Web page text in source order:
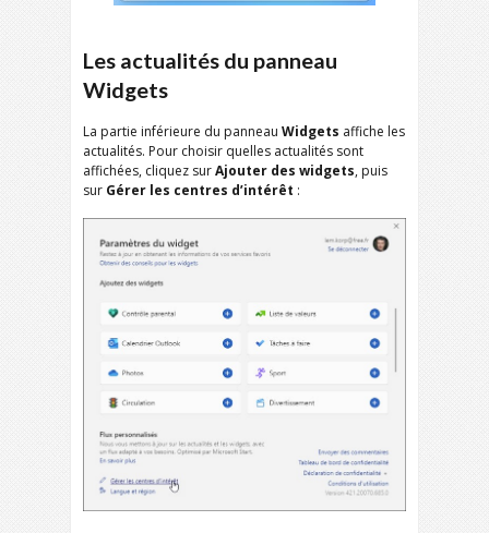
Les actualités du panneau
Widgets
La partie inférieure du panneau Widgets affiche les
actualités. Pour choisir quelles actualités sont
affichées, cliquez surAjouter des widgets, puis
sur Gérer les centres d’intérêt :